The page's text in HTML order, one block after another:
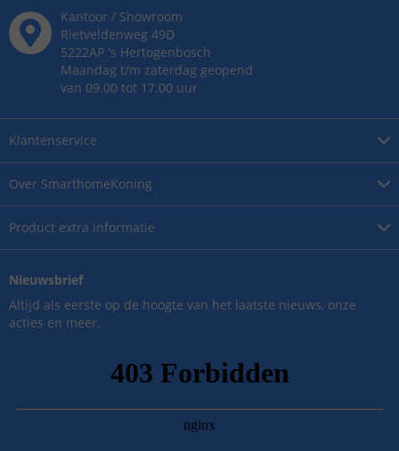
Over SmarthomeKoning
Product extra informatie
Klantenservice
Kantoor / Showroom
Rietveldenweg 49D
5222AP 's Hertogenbosch
Maandag t/m zaterdag geopend
van 09.00 tot 17.00 uur
Nieuwsbrief
Altijd als eerste op de hoogte van het laatste nieuws, onze
acties en meer.